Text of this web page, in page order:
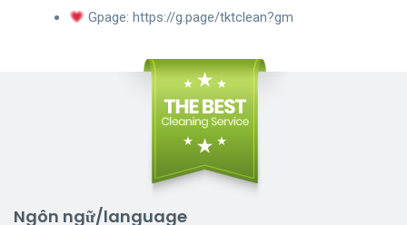
Gpage:https://g.page/tktclean?gm
Ngôn ngữ/language